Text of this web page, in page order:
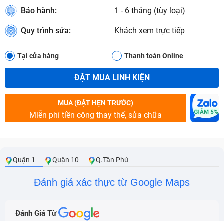
Bảo hành: 1 - 6 tháng (tùy loại)
Quy trình sửa: Khách xem trực tiếp
Tại cửa hàng Thanh toán Online
ĐẶT MUA LINH KIỆN
MUA (ĐẶT HẸN TRƯỚC)
Miễn phí tiền công thay thế, sửa chữa
Quận 1 Quận 10 Q.Tân Phú
Đánh giá xác thực từ Google Maps
Đánh Giá Từ